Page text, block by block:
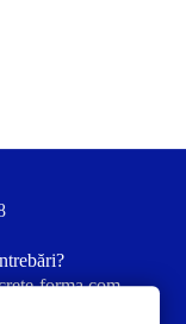
forma.com